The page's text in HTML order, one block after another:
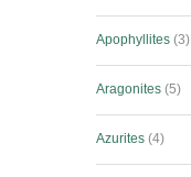
Apophyllites 3
Aragonites 5
Azurites 4